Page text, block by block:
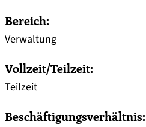
Bereich:
Verwaltung
Vollzeit/Teilzeit:
Teilzeit
Beschäftigungsverhältnis: